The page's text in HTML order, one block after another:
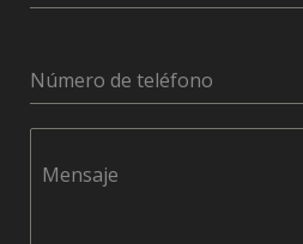
Número de teléfono
Mensaje